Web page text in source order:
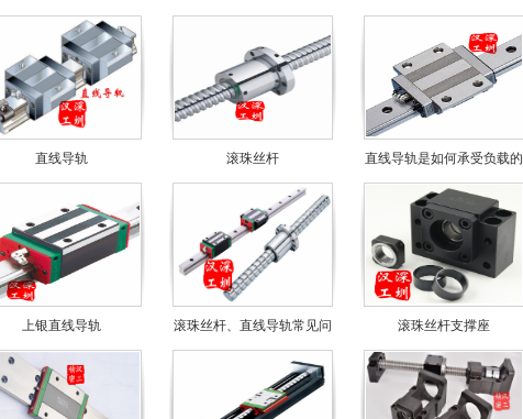
直线导轨 滚珠丝杆 直线导轨是如何承受负载的
上银直线导轨 滚珠丝杆、直线导轨常见问 滚珠丝杆支撑座